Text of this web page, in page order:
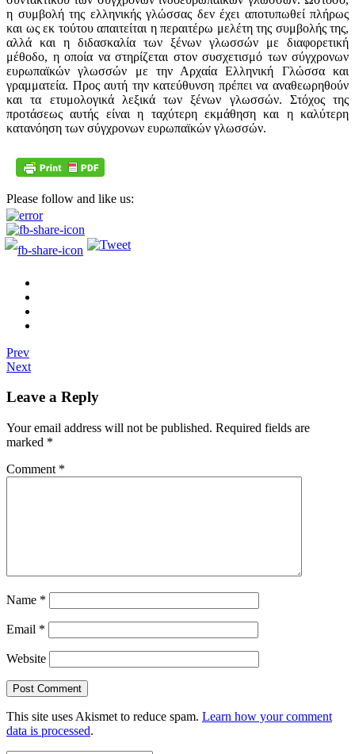
η συμβολή της ελληνικής γλώσσας δεν έχει αποτυπωθεί πλήρως
και ως εκ τούτου απαιτείται η περαιτέρω μελέτη της συμβολής της,
αλλά και η διδασκαλία των ξένων γλωσσών με διαφορετική
μέθοδο, η οποία να στηρίζεται στον συσχετισμό των σύγχρονων
ευρωπαϊκών γλωσσών με την Αρχαία Ελληνική Γλώσσα και
γραμματεία. Προς αυτή την κατεύθυνση πρέπει να αναθεωρηθούν
και τα ετυμολογικά λεξικά των ξένων γλωσσών. Στόχος της
προτάσεως αυτής είναι η ταχύτερη εκμάθηση και η καλύτερη
κατανόηση των σύγχρονων ευρωπαϊκών γλωσσών.
Please follow and like us:
Prev
Next
Leave a Reply
Your email address will not be published. Required fields are
marked *
Comment *
Name *
Email *
Website
This site uses Akismet to reduce spam. Learn how your comment
data is processed.